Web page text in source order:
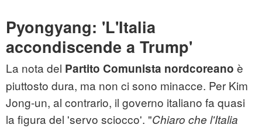
Pyongyang: 'L'Italia
accondiscende a Trump'
La nota del Partito Comunista nordcoreano è
piuttosto dura, ma non ci sono minacce. Per Kim
Jong-un, al contrario, il governo italiano fa quasi
la figura del 'servo sciocco'. "Chiaro che l'Italia